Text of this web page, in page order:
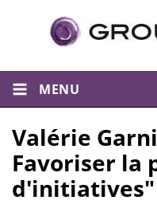
MENU
Valérie
Favoriser la
d'initiatives"